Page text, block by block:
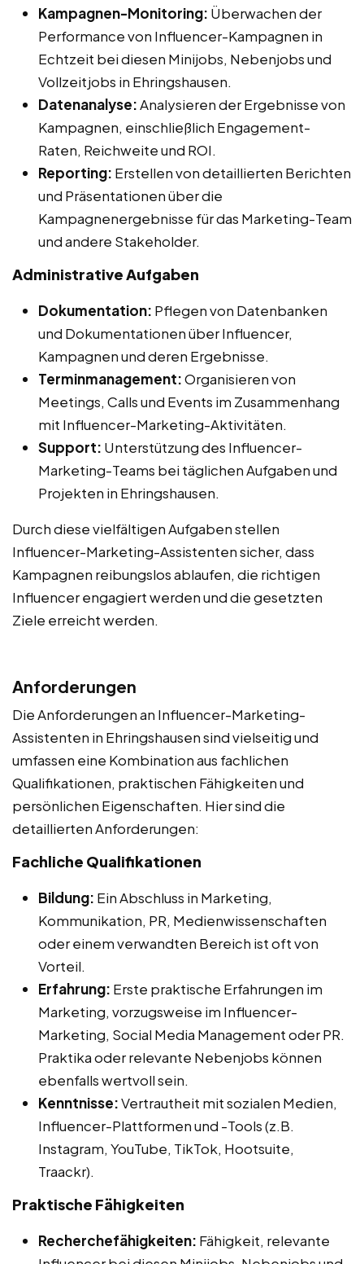
Kampagnen-Monitoring: Überwachen der
Performance von Influencer-Kampagnen in
Echtzeit bei diesen Minijobs, Nebenjobs und
Vollzeitjobs in Ehringshausen.
Datenanalyse:Analysieren der Ergebnisse von
Kampagnen, einschließlich Engagement-
Raten, Reichweite und ROI.
Reporting: Erstellen von detaillierten Berichten
und Präsentationen über die
Kampagnenergebnisse für das Marketing-Team
und andere Stakeholder.
Administrative Aufgaben
Dokumentation: Pflegen von Datenbanken
und Dokumentationen über Influencer,
Kampagnen und deren Ergebnisse.
Terminmanagement:Organisieren von
Meetings, Calls und Events im Zusammenhang
mit Influencer-Marketing-Aktivitäten.
Support: Unterstützung des Influencer-
Marketing-Teams bei täglichen Aufgaben und
Projekten in Ehringshausen.
Durch diese vielfältigen Aufgaben stellen
Influencer-Marketing-Assistenten sicher, dass
Kampagnen reibungslos ablaufen, die richtigen
Influencer engagiert werden und die gesetzten
Ziele erreicht werden.
Anforderungen
Die Anforderungen an Influencer-Marketing-
Assistenten in Ehringshausen sind vielseitig und
umfassen eine Kombination aus fachlichen
Qualifikationen, praktischen Fähigkeiten und
persönlichen Eigenschaften. Hier sind die
detaillierten Anforderungen:
Fachliche Qualifikationen
Bildung: Ein Abschluss in Marketing,
Kommunikation, PR, Medienwissenschaften
oder einem verwandten Bereich ist oft von
Vorteil.
Erfahrung: Erste praktische Erfahrungen im
Marketing, vorzugsweise im Influencer-
Marketing, Social Media Management oder PR.
Praktika oder relevante Nebenjobs können
ebenfalls wertvoll sein.
Kenntnisse:Vertrautheit mit sozialen Medien,
Influencer-Plattformen und -Tools (z.B.
Instagram, YouTube, TikTok, Hootsuite,
Traackr).
Praktische Fähigkeiten
Recherchefähigkeiten: Fähigkeit, relevante